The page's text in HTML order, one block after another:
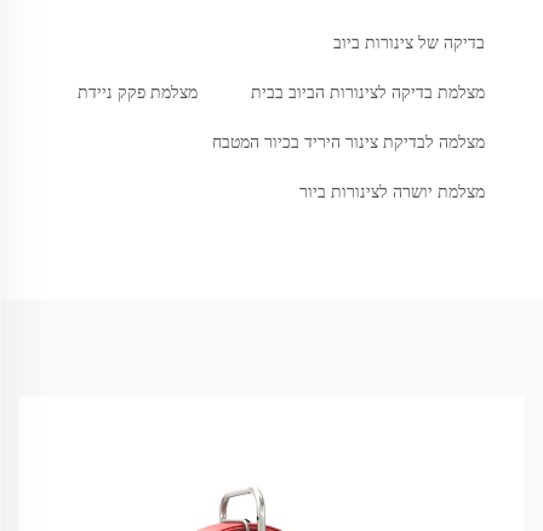
בדיקה של צינורות ביוב
מצלמת בדיקה לצינורות הביוב בבית מצלמת פקק ניידת
מצלמה לבדיקת צינור היריד בכיור המטבח
מצלמת יושרה לצינורות ביור